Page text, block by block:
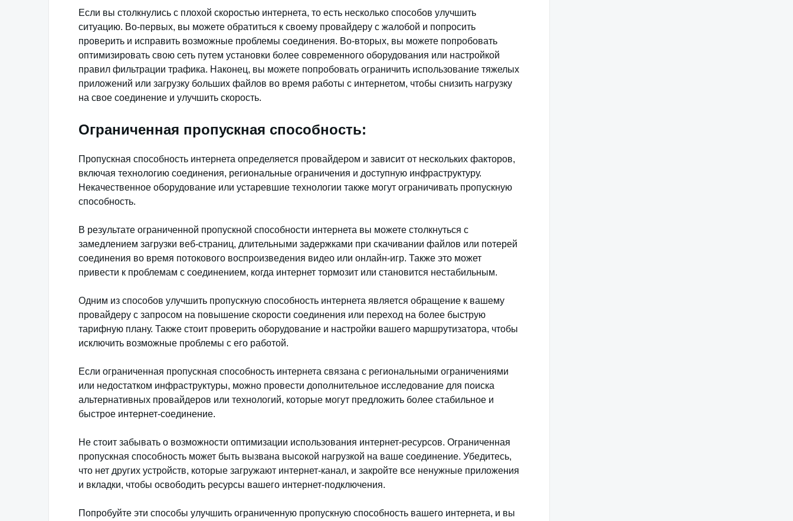
Если вы столкнулись с плохой скоростью интернета, то есть несколько способов улучшить
ситуацию. Во-первых, вы можете обратиться к своему провайдеру с жалобой и попросить
проверить и исправить возможные проблемы соединения. Во-вторых, вы можете попробовать
оптимизировать свою сеть путем установки более современного оборудования или настройкой
правил фильтрации трафика. Наконец, вы можете попробовать ограничить использование тяжелых
приложений или загрузку больших файлов во время работы с интернетом, чтобы снизить нагрузку
на свое соединение и улучшить скорость.
Ограниченная пропускная способность:
Пропускная способность интернета определяется провайдером и зависит от нескольких факторов,
включая технологию соединения, региональные ограничения и доступную инфраструктуру.
Некачественное оборудование или устаревшие технологии также могут ограничивать пропускную
способность.
В результате ограниченной пропускной способности интернета вы можете столкнуться с
замедлением загрузки веб-страниц, длительными задержками при скачивании файлов или потерей
соединения во время потокового воспроизведения видео или онлайн-игр. Также это может
привести к проблемам с соединением, когда интернет тормозит или становится нестабильным.
Одним из способов улучшить пропускную способность интернета является обращение к вашему
провайдеру с запросом на повышение скорости соединения или переход на более быструю
тарифную плану. Также стоит проверить оборудование и настройки вашего маршрутизатора, чтобы
исключить возможные проблемы с его работой.
Если ограниченная пропускная способность интернета связана с региональными ограничениями
или недостатком инфраструктуры, можно провести дополнительное исследование для поиска
альтернативных провайдеров или технологий, которые могут предложить более стабильное и
быстрое интернет-соединение.
Не стоит забывать о возможности оптимизации использования интернет-ресурсов. Ограниченная
пропускная способность может быть вызвана высокой нагрузкой на ваше соединение. Убедитесь,
что нет других устройств, которые загружают интернет-канал, и закройте все ненужные приложения
и вкладки, чтобы освободить ресурсы вашего интернет-подключения.
Попробуйте эти способы улучшить ограниченную пропускную способность вашего интернета, и вы